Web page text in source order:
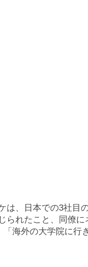
は、日本での3社
られたこと、同僚
海外の大学院に行